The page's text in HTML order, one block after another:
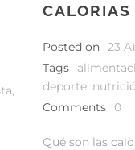
,
Posted on 23
Tags
deporte,
Comments
0
Qué son las